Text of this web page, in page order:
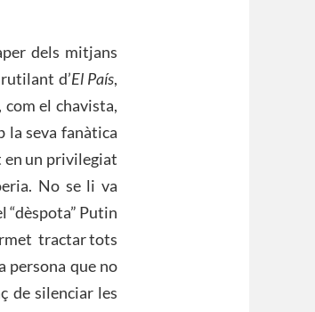
dels mitjans
d’El País,
com el chavista,
la seva fanàtica
en un privilegiat
No se li va
“dèspota” Putin
tractar tots
persona que no
de silenciar les